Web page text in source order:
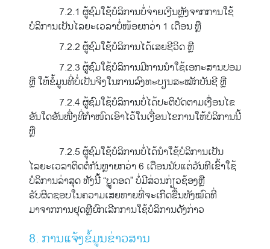
7.2.1 ຜູ້ຊົມໃຊ້ບໍລິການບໍ່ຈ່າຍເງີນຫຼັງຈາກການໃຊ້
ບໍລິການເປັນໄລຍະເວລາບໍ່ໜ້ອຍກວ່າ 1 ເດືອນ ຫຼື
7.2.2 ຜູ້ຊົມໃຊ້ບໍລິການໄດ້ເສຍຊີວິດ ຫຼື
7.2.3 ຜູ້ຊົມໃຊ້ບໍລິການມີການນຳໃຊ້ເອກະສານປອມ
ຫຼື ໃຫ້ຂໍ້ມູນທີ່ບໍ່ເປັນຈິງໃນການລົງທະບຽນສະໝັກບັນຊີ ຫຼື
7.2.4 ຜູ້ຊົມໃຊ້ບໍລິການບໍ່ໄດ້ປະຕິບັດຕາມເງື່ອນໄຂ
ອັນໃດອັນໜື່ງທີ່ກຳໜົດເອົາໄວ້ໃນເງື່ອນໄຂການໃຫ້ບໍລິການນີ້
ຫຼື
7.2.5 ຜູ້ຊົມໃຊ້ບໍລິການບໍ່ໄດ້ນຳໃຊ້ບໍລິການເປັນ
ໄລຍະເວລາຕິດຕໍ່ກັນຫຼາຍກວ່າ 6 ເດືອນນັບແຕ່ວັນທີເຂົ້າໃຊ້
ບໍລິການລ່າສຸດ ທັງນີ້ “ບຼູດອດ” ບໍ່ມີສ່ວນກ່ຽວຊ້ອງຫຼື
ຮັບຜິດຊອບໃນຄວາມເສຍຫາຍທີ່ຈະເກິິດຂື້ນທັງໝົດທີ່
ມາຈາກການຢຸດຫຼືຍົກເລີກການໃຊ້ບໍລິການດັງກ່າວ
8. ການແຈ້ງຂໍ້ມູນຂ່າວສານ